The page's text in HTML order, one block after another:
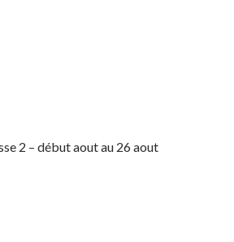
2 – début aout au 26 aout